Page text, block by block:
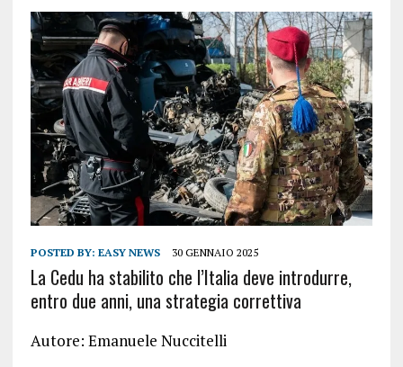
POSTED BY: EASY NEWS 30 GENNAIO 2025
La Cedu ha stabilito che l’Italia deve introdurre,
entro due anni, una strategia correttiva
Autore: Emanuele Nuccitelli